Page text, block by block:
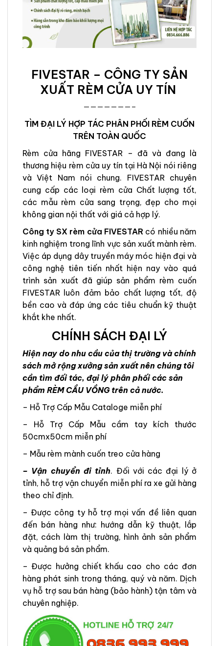
FIVESTAR – CÔNG TY SẢN
XUẤT RÈM CỬA UY TÍN
———————–
TÌM ĐẠI LÝ HỢP TÁC PHÂN PHỐI RÈM CUỐN
TRÊN TOÀN QUỐC
Rèm cửa hãng FIVESTAR – đã và đang là
thương hiệu rèm cửa uy tín tại Hà Nội nói riêng
và Việt Nam nói chung. FIVESTAR chuyên
cung cấp các loại rèm cửa Chất lượng tốt,
các mẫu rèm cửa sang trọng, đẹp cho mọi
không gian nội thất với giá cả hợp lý.
Công ty SX rèm cửa FIVESTARcó nhiều năm
kinh nghiệm trong lĩnh vực sản xuất mành rèm.
Việc áp dụng dây truyền máy móc hiện đại và
công nghệ tiên tiến nhất hiện nay vào quá
trình sản xuất đã giúp sản phẩm rèm cuốn
FIVESTAR luôn đảm bảo chất lượng tốt, độ
bền cao và đáp ứng các tiêu chuẩn kỹ thuật
khắt khe nhất.
CHÍNH SÁCH ĐẠI LÝ
Hiện nay do nhu cầu của thị trường và chính
sách mở rộng xưởng sản xuất nên chúng tôi
cần tìm đối tác, đại lý phân phối các sản
phẩm RÈM CẦU VỒNG trên cả nước.
– Hỗ Trợ Cấp Mẫu Cataloge miễn phí
– Hỗ Trợ Cấp Mẫu cầm tay kích thước
50cmx50cm miễn phí
– Mẫu rèm mành cuốn treo cửa hàng
– Vận chuyển đi tỉnh. Đối với các đại lý ở
tỉnh, hỗ trợ vận chuyển miễn phí ra xe gửi hàng
theo chỉ định.
– Được công ty hỗ trợ mọi vấn đề liên quan
đến bán hàng như: hướng dẫn kỹ thuật, lắp
đặt, cách làm thị trường, hình ảnh sản phẩm
và quảng bá sản phẩm.
– Được hưởng chiết khấu cao cho các đơn
hàng phát sinh trong tháng, quý và năm. Dịch
vụ hỗ trợ sau bán hàng (bảo hành) tận tâm và
chuyên nghiệp.